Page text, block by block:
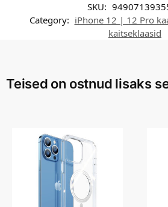
SKU:
Category: iPhone 12 | 12 Pro
kaitseklaasid
Teised on ostnud lisaks